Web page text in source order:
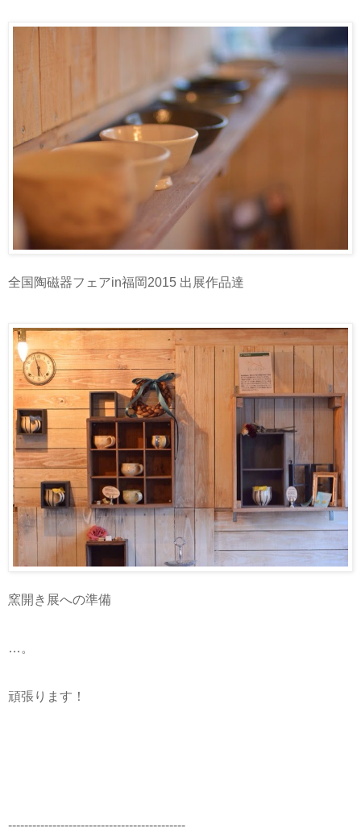
全国陶磁器フェアin福岡2015 出展作品達
窯開き展への準備
…。
頑張ります！
--------------------------------------------